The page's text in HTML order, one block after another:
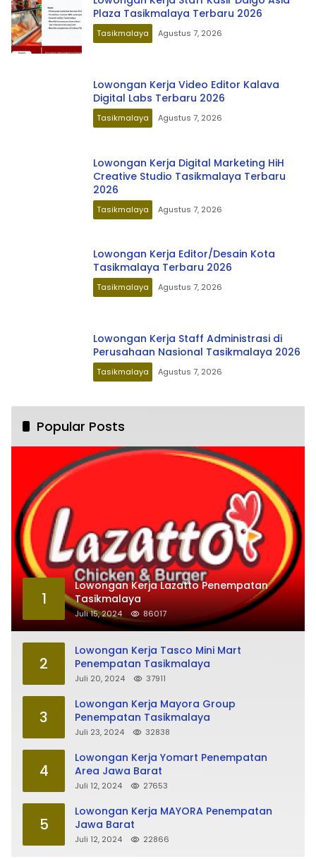
Plaza Tasikmalaya Terbaru 2026
Tasikmalaya Agustus 7, 2026
Lowongan Kerja Video Editor Kalava
Digital Labs Terbaru 2026
Tasikmalaya Agustus 7, 2026
Lowongan Kerja Digital Marketing HiH
Creative Studio Tasikmalaya Terbaru
2026
Tasikmalaya Agustus 7, 2026
Lowongan Kerja Editor/Desain Kota
Tasikmalaya Terbaru 2026
Tasikmalaya Agustus 7, 2026
Lowongan Kerja Staff Administrasi di
Perusahaan Nasional Tasikmalaya 2026
Tasikmalaya Agustus 7, 2026
Popular Posts
1
Lowongan Kerja Lazatto Penempatan
Tasikmalaya
Juli 15, 2024 86017
2
Lowongan Kerja Tasco Mini Mart
Penempatan Tasikmalaya
Juli 20, 2024 37911
3
Lowongan Kerja Mayora Group
Penempatan Tasikmalaya
Juli 23, 2024 32838
4
Lowongan Kerja Yomart Penempatan
Area Jawa Barat
Juli 12, 2024 27653
5
Lowongan Kerja MAYORA Penempatan
Jawa Barat
Juli 12, 2024 22866